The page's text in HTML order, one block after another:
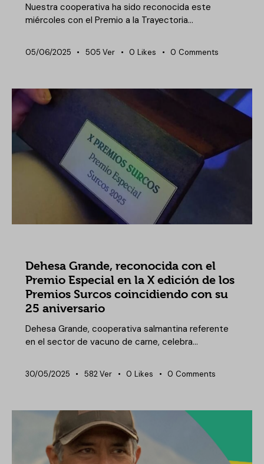
Nuestra cooperativa ha sido reconocida este
miércoles con el Premio a la Trayectoria…
05/06/2025 505 Ver 0 Likes 0 Comments
Dehesa Grande, reconocida con el
Premio Especial en la X edición de los
Premios Surcos coincidiendo con su
25 aniversario
Dehesa Grande, cooperativa salmantina referente
en el sector de vacuno de carne, celebra…
30/05/2025 582 Ver 0 Likes 0 Comments